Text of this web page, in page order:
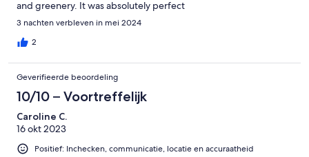
and greenery. It was absolutely perfect
3 nachten verbleven in mei 2024
2
Geverifieerde beoordeling
10/10 – Voortreffelijk
Caroline C.
16 okt 2023
Positief: Inchecken, communicatie, locatie en accuraatheid